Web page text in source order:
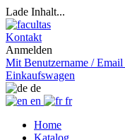
Lade Inhalt...
Kontakt
Anmelden
Mit Benutzername / Email
Einkaufswagen
de
en
fr
Home
Katalog